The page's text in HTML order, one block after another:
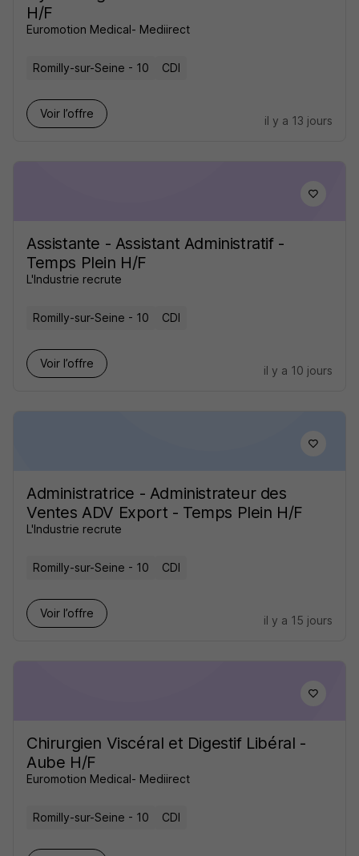
H/F
Euromotion Medical- Mediirect
Romilly-sur-Seine - 10 CDI
Voir l’offre
il y a 13 jours
Assistante - Assistant Administratif -
Temps Plein H/F
L'Industrie recrute
Romilly-sur-Seine - 10 CDI
Voir l’offre
il y a 10 jours
Administratrice - Administrateur des
Ventes ADV Export - Temps Plein H/F
L'Industrie recrute
Romilly-sur-Seine - 10 CDI
Voir l’offre
il y a 15 jours
Chirurgien Viscéral et Digestif Libéral -
Aube H/F
Euromotion Medical- Mediirect
Romilly-sur-Seine - 10 CDI